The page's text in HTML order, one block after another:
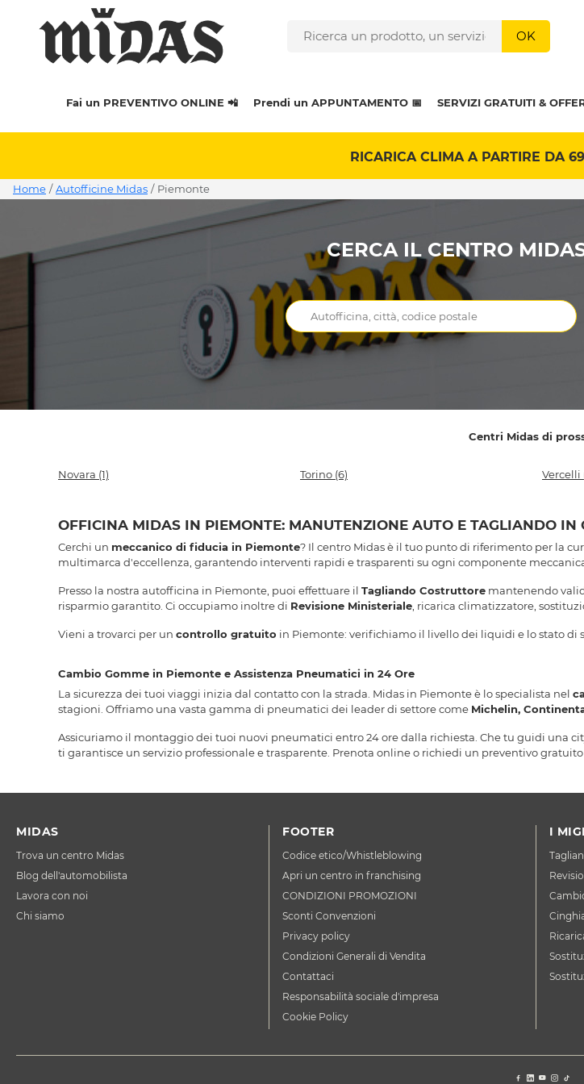
OK
Fai un PREVENTIVO ONLINE 📲 Prendi un APPUNTAMENTO 📅 SERVIZI GRATUITI &
RICARICA CLIMA A PARTIRE DA
Home / Autofficine Midas / piemonte
CERCA IL CENTRO
Centri Midas di
Novara (1) Torino (6) Vercelli
OFFICINA MIDAS IN PIEMONTE: MANUTENZIONE AUTO E TAGLIANDO IN
Cerchi un meccanico di fiducia in Piemonte? Il centro Midas è il tuo punto di riferimento per la
multimarca d'eccellenza, garantendo interventi rapidi e trasparenti su ogni componente
Presso la nostra autofficina in Piemonte, puoi effettuare il Tagliando Costruttore mantenendo
risparmio garantito. Ci occupiamo inoltre di Revisione Ministeriale, ricarica climatizzatore,
Vieni a trovarci per un controllo gratuito in Piemonte: verifichiamo il livello dei liquidi e lo stato di
Cambio Gomme in Piemonte e Assistenza Pneumatici in 24 Ore
La sicurezza dei tuoi viaggi inizia dal contatto con la strada. Midas in Piemonte è lo specialista nel
stagioni. Offriamo una vasta gamma di pneumatici dei leader di settore come Michelin,
Assicuriamo il montaggio dei tuoi nuovi pneumatici entro 24 ore dalla richiesta. Che tu guidi una
ti garantisce un servizio professionale e trasparente. Prenota online o richiedi un preventivo
MIDAS
Trova un centro Midas
Blog dell'automobilista
Lavora con noi
Chi siamo
FOOTER
Codice etico/Whistleblowing
Apri un centro in franchising
CONDIZIONI PROMOZIONI
Sconti Convenzioni
Privacy policy
Condizioni Generali di Vendita
Contattaci
Responsabilità sociale d'impresa
Cookie Policy
I